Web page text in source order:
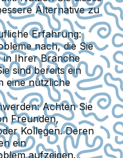
Alternative zu
Erfahrung:
nach, die Sie
in Ihrer Branche
sind bereits ein
eine nützliche
Achten Sie
Freunden,
Kollegen. Deren
ein
aufzeigen.